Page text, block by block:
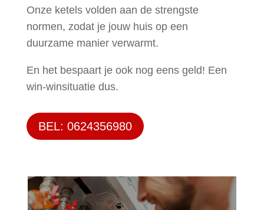
Onze ketels volden aan de strengste
normen, zodat je jouw huis op een
duurzame manier verwarmt.
En het bespaart je ook nog eens geld! Een
win-winsituatie dus.
BEL: 0624356980